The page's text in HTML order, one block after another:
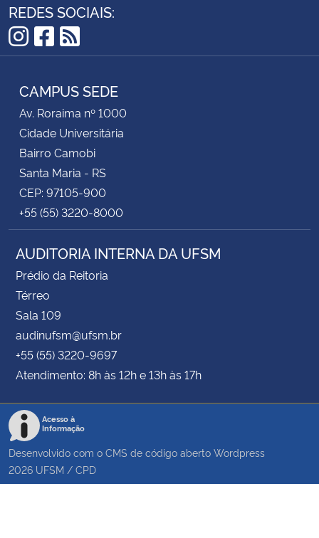
REDES SOCIAIS:
Instagram
Facebook
RSS
CAMPUS SEDE
Av. Roraima nº 1000
Cidade Universitária
Bairro Camobi
Santa Maria - RS
CEP: 97105-900
+55 (55) 3220-8000
AUDITORIA INTERNA DA UFSM
Prédio da Reitoria
Térreo
Sala 109
audinufsm@ufsm.br
+55 (55) 3220-9697
Atendimento: 8h às 12h e 13h às 17h
Acesso à
Informação
Desenvolvido com o CMS de código aberto Wordpress
2026 UFSM / CPD